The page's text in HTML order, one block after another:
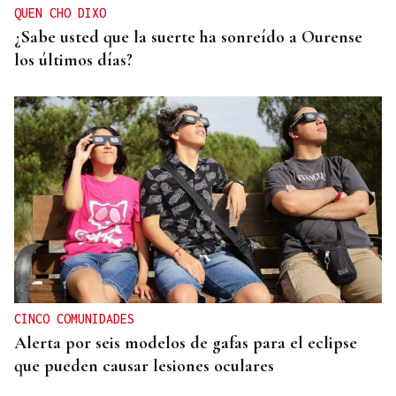
QUEN CHO DIXO
¿Sabe usted que la suerte ha sonreído a Ourense
los últimos días?
CINCO COMUNIDADES
Alerta por seis modelos de gafas para el eclipse
que pueden causar lesiones oculares